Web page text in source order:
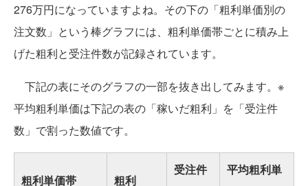
276万円になっていますよね。その下の「粗利単価別の
注文数」という棒グラフには、粗利単価帯ごとに積み上
げた粗利と受注件数が記録されています。
下記の表にそのグラフの一部を抜き出してみます。※
平均粗利単価は下記の表の「稼いだ粗利」を「受注件
数」で割った数値です。
粗利単価帯 粗利
受注件
平均粗利単